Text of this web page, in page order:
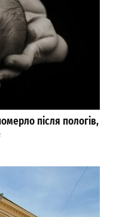
після пологів,